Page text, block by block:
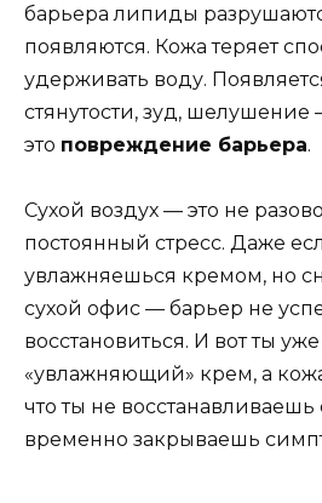
барьера липиды
появляются. Кожа теряет
удерживать воду.
стянутости, зуд, шелушение
это повреждение барьера.
Сухой воздух — это не
постоянный стресс. Даже
увлажняешься кремом, но
сухой офис — барьер не
восстановиться. И вот ты
«увлажняющий» крем, а
что ты не восстанавливаешь
временно закрываешь